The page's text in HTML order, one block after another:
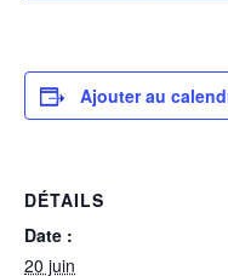
Ajouter au
DÉTAILS
Date :
20 juin